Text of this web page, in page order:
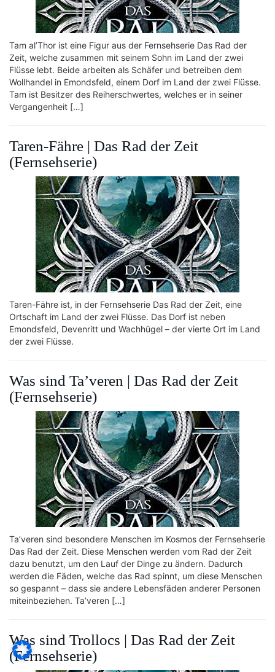
Tam al’Thor ist eine Figur aus der Fernsehserie Das Rad der
Zeit, welche zusammen mit seinem Sohn im Land der zwei
Flüsse lebt. Beide arbeiten als Schäfer und betreiben dem
Wollhandel in Emondsfeld, einem Dorf im Land der zwei Flüsse.
Tam ist Besitzer des Reiherschwertes, welches er in seiner
Vergangenheit […]
Taren-Fähre | Das Rad der Zeit
(Fernsehserie)
Taren-Fähre ist, in der Fernsehserie Das Rad der Zeit, eine
Ortschaft im Land der zwei Flüsse. Das Dorf ist neben
Emondsfeld, Devenritt und Wachhügel – der vierte Ort im Land
der zwei Flüsse.
Was sind Ta’veren | Das Rad der Zeit
(Fernsehserie)
Ta’veren sind besondere Menschen im Kosmos der Fernsehserie
Das Rad der Zeit. Diese Menschen werden vom Rad der Zeit
dazu benutzt, um den Lauf der Dinge zu ändern. Dadurch
werden die Fäden, welche das Rad spinnt, um diese Menschen
so gespannt – dass sie andere Lebensfäden anderer Personen
miteinbeziehen. Ta’veren […]
Was sind Trollocs | Das Rad der Zeit
(Fernsehserie)